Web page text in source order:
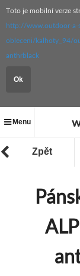
Toto je mobilní verze
http://www.outdoor-a-
obleceni/kalhoty_94/
anthrblack
Ok
Menu
Zpět